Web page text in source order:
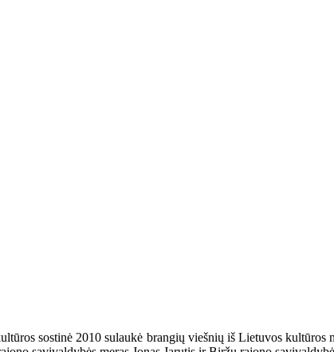
sostinė 2010 sulaukė brangių viešnių iš Lietuvos kultūros